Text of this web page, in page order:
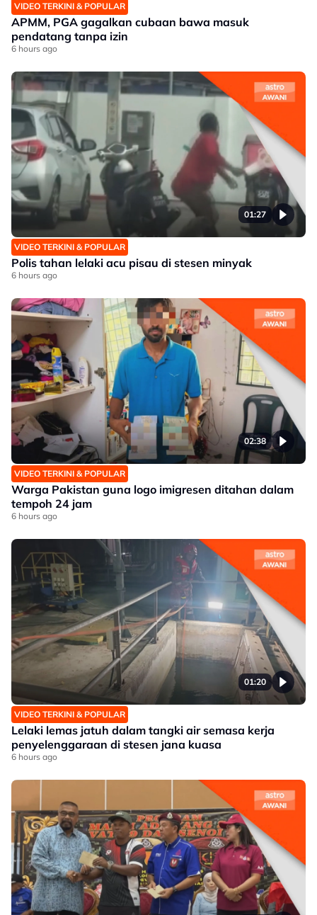
VIDEO TERKINI & POPULAR
APMM, PGA gagalkan cubaan bawa masuk
pendatang tanpa izin
6 hours ago
01:27
VIDEO TERKINI & POPULAR
Polis tahan lelaki acu pisau di stesen minyak
6 hours ago
02:38
VIDEO TERKINI & POPULAR
Warga Pakistan guna logo imigresen ditahan dalam
tempoh 24 jam
6 hours ago
01:20
VIDEO TERKINI & POPULAR
Lelaki lemas jatuh dalam tangki air semasa kerja
penyelenggaraan di stesen jana kuasa
6 hours ago